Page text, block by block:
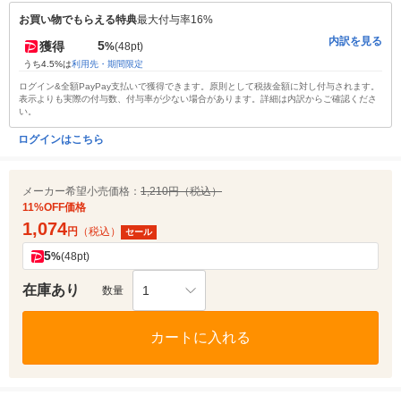
お買い物でもらえる特典最大付与率16%
獲得 5%(48pt)
うち4.5%は利用先・期間限定
内訳を見る
ログイン&全額PayPay支払いで獲得できます。原則として税抜金額に対し付与されます。
表示よりも実際の付与数、付与率が少ない場合があります。詳細は内訳からご確認くださ
い。
ログインはこちら
メーカー希望小売価格： 1,210円（税込）
11%OFF価格
1,074円 （税込） セール
5%(48pt)
在庫あり 数量 1
カートに入れる